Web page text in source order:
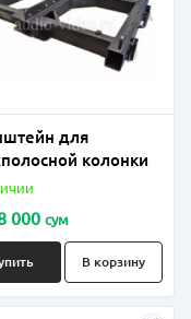
для
колонки
000 сум
В корзину